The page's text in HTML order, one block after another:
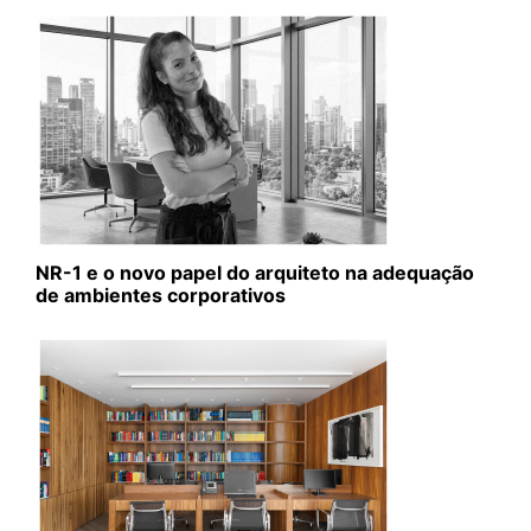
NR-1 e o novo papel do arquiteto na adequação
de ambientes corporativos